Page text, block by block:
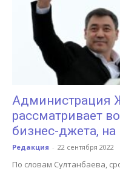
Администрация
рассматривает
бизнес-джета, на
Редакция - 22 сентября 2022
По словам Султанбаева,